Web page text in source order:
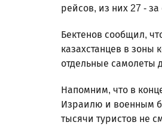
рейсов, из них 27 -
Бектенов сообщил,
казахстанцев в зоны
отдельные самолеты
Напомним, что в
Израилю и военным
тысячи туристов не